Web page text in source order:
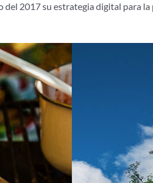
del 2017 su estrategia digital para